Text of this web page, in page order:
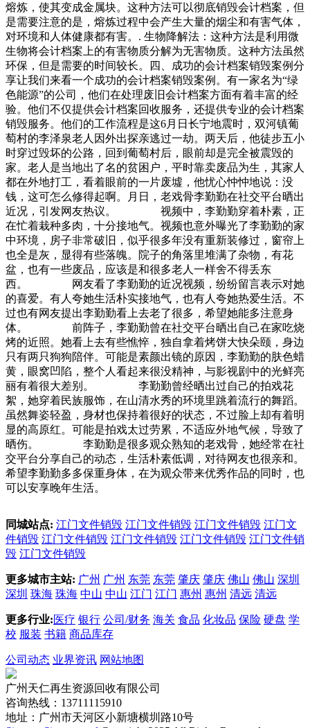
熔炼，使其变成金属块。这种方法可以彻底销毁会计档案，但
是需要注意的是，熔炼过程中会产生大量的烟尘和有害气体，
对环境和人体健康都有害。. 生物降解法：这种方法是利用微
生物将会计档案上的有害物质分解为无害物质。这种方法虽然
环保，但是需要的时间较长。四、成功的会计档案销毁案例分
享让我们来看一个成功的会计档案销毁案例。有一家名为“绿
色能源”的公司，他们在处理废旧会计档案方面有着丰富的经
验。他们不仅提供会计档案回收服务，还提供专业的会计档案
销毁服务。他们的工作流程是这6月日长宁地震时，双河镇葡
萄村的李泽泉老人因外出探亲逃过一劫。两天后，他徒步五小
时穿过毁坏的公路，回到葡萄村后，眼前却是完全被震毁的
家。老人是当地出了名的贫困户，平时靠卖废品为生，其家人
都在外地打工，看着眼前的一片废墟，他忧心忡忡地说：没
钱，这可怎么修得起啊。月日，老戏骨李勤勤在社交平台晒出
近况，引发网友热议。 视频中，李勤勤穿着朴素，正
在忙着栽种多肉，十分接地气。视频也意外曝光了李勤勤的家
中环境，房子非常破旧，似乎很多年没有重新装修过，窗帘上
也全是灰，显得有些落魄。院子的角落里堆满了杂物，有花
盆，也有一些废品，应该是和很多老人一样舍不得丢东
西。 网友看了李勤勤的近况视频，纷纷留言表示对她
的喜爱。有人夸她生活朴实接地气，也有人夸她热爱生活。不
过也有网友提出李勤勤看上去老了很多，希望她能多注意身
体。 前阵子，李勤勤曾在社交平台晒出自己在家吃烧
烤的近照。她看上去有些憔悴，独自拿着烤饼大快朵颐，身边
只有两只狗狗陪伴。可能是素颜出镜的原因，李勤勤的肤色蜡
黄，眼窝凹陷，整个人看起来很没精神，与影视剧中的光鲜亮
丽有着很大差别。 李勤勤曾经晒出过自己的拍戏花
絮，她穿着民族服饰，在山清水秀的环境里跳着流行的舞蹈。
虽然舞姿轻盈，身材也保持着很好的状态，不过脸上却有着明
显的高原红。可能是拍戏太过劳累，不适应外地气候，导致了
晒伤。 李勤勤是很多观众熟知的老戏骨，她经常在社
交平台分享自己的动态，生活朴素低调，对待网友也很亲和。
希望李勤勤多多保重身体，在为观众带来优秀作品的同时，也
可以安享晚年生活。
同城站点: 江门文件销毁 江门文件销毁 江门文件销毁 江门文
件销毁 江门文件销毁 江门文件销毁 江门文件销毁 江门文件销
毁 江门文件销毁
更多城市主站: 广州 广州 东莞 东莞 肇庆 肇庆 佛山 佛山 深圳
深圳 珠海 珠海 中山 中山 江门 江门 惠州 惠州 清远 清远
更多行业: 医疗 银行 公司/财务 海关 食品 化妆品 保险 硬盘 学
校 服装 书籍 商品库存
公司动态 业界资讯 网站地图
广州天仁再生资源回收有限公司
咨询热线：13711115910
地址：广州市天河区小新塘横圳路10号